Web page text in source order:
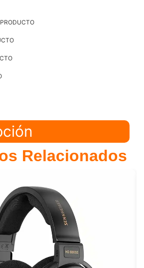
Relacionados